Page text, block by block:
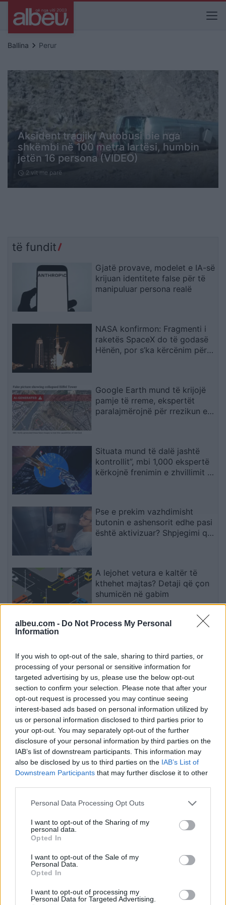
albeu.com - Do Not Process My Personal
Information
If you wish to opt-out of the sale, sharing to third parties, or
processing of your personal or sensitive information for
targeted advertising by us, please use the below opt-out
section to confirm your selection. Please note that after your
opt-out request is processed you may continue seeing
interest-based ads based on personal information utilized by
us or personal information disclosed to third parties prior to
your opt-out. You may separately opt-out of the further
disclosure of your personal information by third parties on the
IAB’s list of downstream participants. This information may
also be disclosed by us to third parties on the IAB’s List of
Downstream Participants that may further disclose it to other
Personal Data Processing Opt Outs
I want to opt-out of the Sharing of my
personal data.
Opted In
I want to opt-out of the Sale of my
Personal Data.
Opted In
I want to opt-out of processing my
Personal Data for Targeted Advertising.
Ballina keyboard_arrow_right Perur
Aksident tragjik/ Autobusi bie nga
shkëmbi në 100 metra lartësi, humbin
jetën 16 persona (VIDEO)
schedule 2 vit me parë
të fundit
Gjatë provave, modelet e IA-së
krijuan identitete false për të
manipuluar persona realë
NASA konfirmon: Fragmenti i
raketës SpaceX do të godasë
Hënën, por s’ka kërcënim për
Google Earth mund të krijojë
pamje të rreme, ekspertët
paralajmërojnë për rrezikun e
Situata mund të dalë jashtë
kontrollit”, mbi 1,000 ekspertë
kërkojnë frenimin e zhvillimit të
Pse e prekim vazhdimisht
butonin e ashensorit edhe pasi
është aktivizuar? Shpjegimi që
A lejohet vetura e kaltër të
kthehet majtas? Detaji që çon
shumicën në gabim
çfarë zbuloi pas shtatë
bisedash me të panjohur
Esim for Global
Esim for USA|Esim for Italy| Esim for Spain|Esim
for Turkey|Esim for Germany|Esim for Greece|